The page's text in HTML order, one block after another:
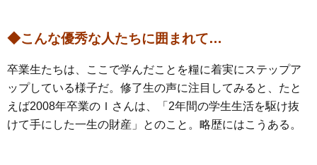
◆こんな優秀な人たちに囲まれて…
卒業生たちは、ここで学んだことを糧に着実にステップア
ップしている様子だ。修了生の声に注目してみると、たと
えば2008年卒業のＩさんは、「2年間の学生生活を駆け抜
けて手にした一生の財産」とのこと。略歴にはこうある。